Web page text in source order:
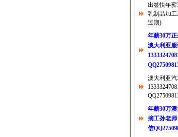
出签快年
乳制品加
过期)
年薪30万
澳大利亚
澳大利亚
年薪30万
摘工孙老师
信